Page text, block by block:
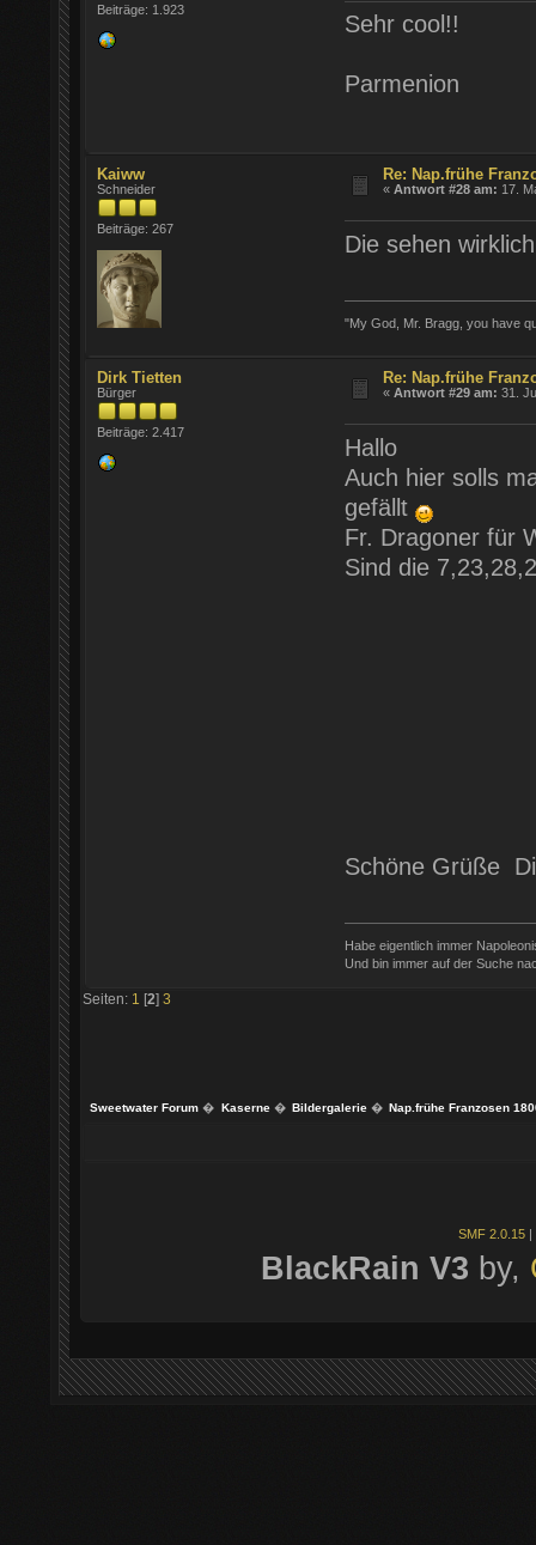
Beiträge: 1.923
Sehr cool!!
Parmenion
Kaiww
Schneider
Beiträge: 267
Re: Nap.frühe
«Antwort #28 am: 17.
Die sehen
"My God, Mr. Bragg, you have
Dirk Tietten
Bürger
Beiträge: 2.417
Re: Nap.frühe
«Antwort #29 am: 31.
Hallo
Auch hier solls
gefällt
Fr. Dragoner für
Sind die
Schöne Grüße
Habe eigentlich immer
Und bin immer auf der Suche
Seiten: 1 [2] 3
Sweetwater Forum � Kaserne� Bildergalerie� Nap.frühe Franzosen
SMF 2.0.15 |
BlackRain V3 by,